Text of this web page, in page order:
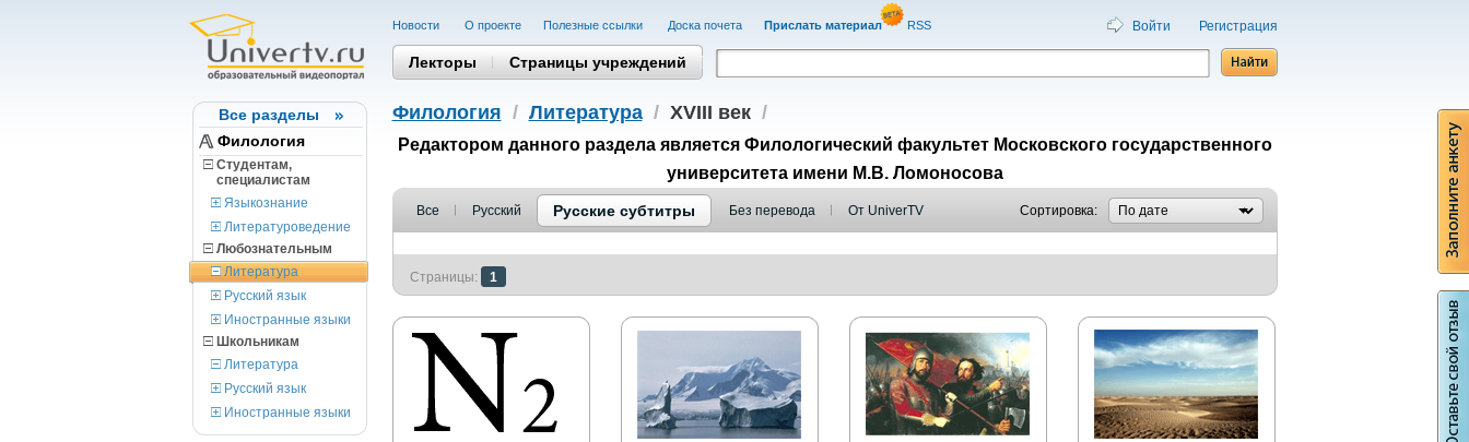
Все разделы
Филология
Студентам,
cпециалистам
Языкознание
Литературоведение
Любознательным
Литература
Русский язык
Иностранные языки
Школьникам
Литература
Русский язык
Иностранные языки
Новости О проекте Полезные cсылки Доска почета Прислать материал RSS Войти Регистрация
Лекторы Страницы учреждений
Филология / Литература/ XVIII век/
Редактором данного раздела является Филологический факультет Московского государственного
университета имени М.В. Ломоносова
Все Русский Русские субтитры Без перевода От UniverTV Сортировка:
Страницы: 1